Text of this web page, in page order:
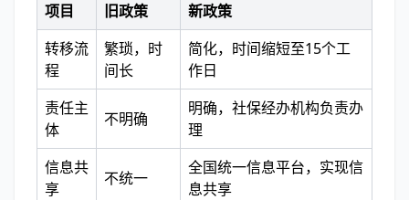
项目 旧政策
新政策
转移流
程
繁琐，时
间长
简化，时间缩短至15个工
作日
责任主
体
不明确
明确，社保经办机构负责办
理
信息共
享
不统一
全国统一信息平台，实现信
息共享